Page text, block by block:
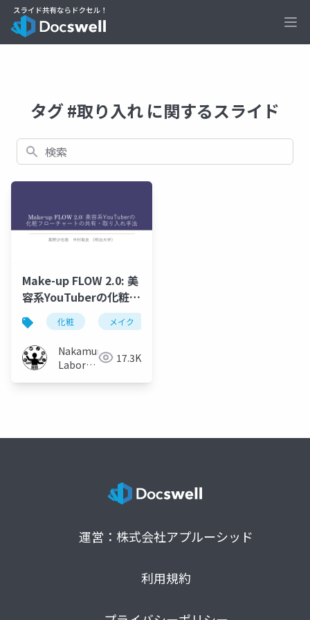
タグ #取り入れ に関するスライド
検索
Make-up FLOW 2.0: 美
容系YouTuberの化粧フ
ローチャートの共有・
取り入れ手法
化粧 メイク
Nakamura
Laboratory 17.3K
運営：株式会社アプルーシッド
利用規約